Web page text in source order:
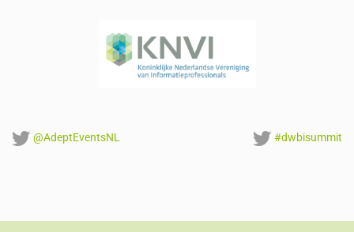
@AdeptEventsNL #dwbisummit